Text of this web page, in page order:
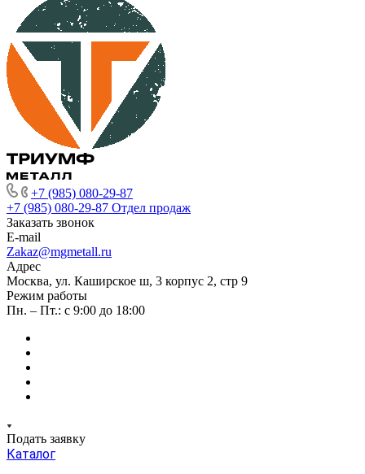
+7 (985) 080-29-87
+7 (985) 080-29-87 Отдел продаж
Заказать звонок
E-mail
Zakaz@mgmetall.ru
Адрес
Москва, ул. Каширское ш, 3 корпус 2, стр 9
Режим работы
Пн. – Пт.: с 9:00 до 18:00
Подать заявку
Каталог